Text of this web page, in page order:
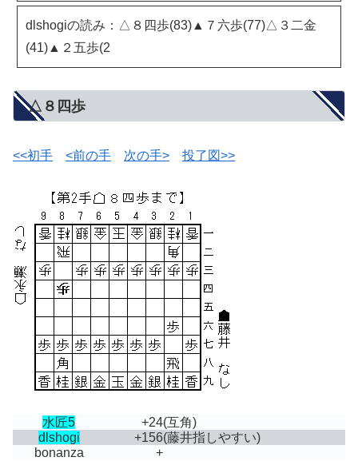
dlshogiの読み：△８四歩(83)▲７六歩(77)△３二金
(41)▲２五歩(2
△８四歩
<<初手 <前の手 次の手> 投了図>>
水匠5 +24(互角)
dlshogi
+156(藤井指しやすい)
bonanza
+